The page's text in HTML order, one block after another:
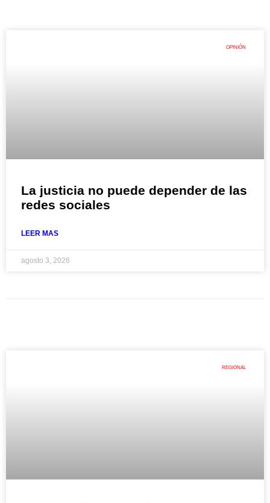
OPINIÓN
La justicia no puede depender de las
redes sociales
LEER MAS
agosto 3, 2026
REGIONAL